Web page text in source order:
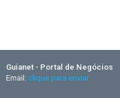
Guianet - Portal de Negócios
Email: clique para enviar